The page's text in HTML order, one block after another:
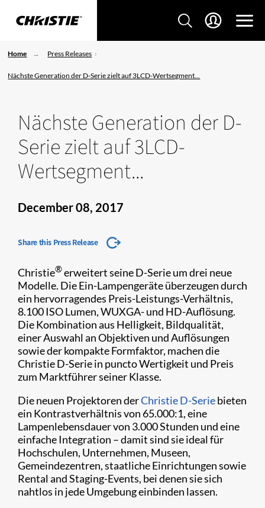
Home Press Releases
Nächste Generation der D-Serie zielt auf 3LCD-Wertsegment...
Nächste Generation der D-
Serie zielt auf 3LCD-
Wertsegment...
December 08, 2017
Share this Press Release
​Christie®erweitert seine D-Serie um drei neue
Modelle. Die Ein-Lampengeräte überzeugen durch
ein hervorragendes Preis-Leistungs-Verhältnis,
8.100 ISO Lumen, WUXGA- und HD-Auflösung.
Die Kombination aus Helligkeit, Bildqualität,
einer Auswahl an Objektiven und Auflösungen
sowie der kompakte Formfaktor, machen die
Christie D-Serie in puncto Wertigkeit und Preis
zum Marktführer seiner Klasse.​
Die neuen Projektoren derChristie D-Seriebieten
ein Kontrastverhältnis von 65.000:1, eine
Lampenlebensdauer von 3.000 Stunden und eine
einfache Integration – damit sind sie ideal für
Hochschulen, Unternehmen, Museen,
Gemeindezentren, staatliche Einrichtungen sowie
Rental and Staging-Events, bei denen sie sich
nahtlos in jede Umgebung einbinden lassen.